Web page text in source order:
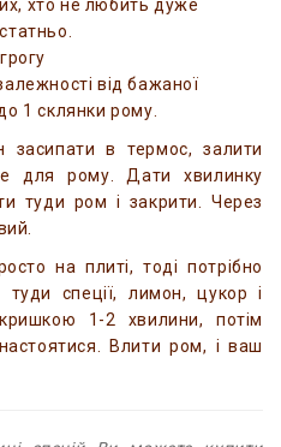
хто не любить дуже
від бажаної
1 склянки рому.
засипати в термос, залити
для рому. Дати хвилинку
туди ром і закрити. Через
на плиті, тоді потрібно
спеції, лимон, цукор і
1-2 хвилини, потім
Влити ром, і ваш